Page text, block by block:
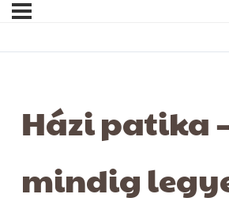
Házi patika
mindig